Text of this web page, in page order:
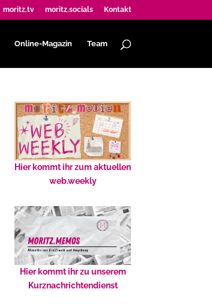
moritz.tv moritz.socials Kontakt
Online-Magazin Team
Hier kommt ihr zum aktuellen
web.weekly
Hier kommt ihr zu unserem
Kurznachrichtendienst